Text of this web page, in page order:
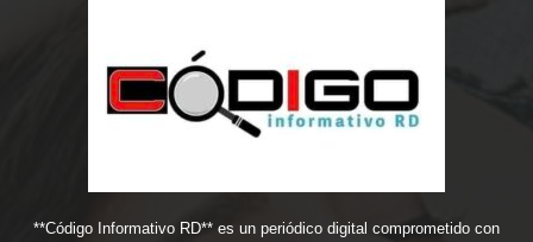
**Código Informativo RD** es un periódico digital comprometido con